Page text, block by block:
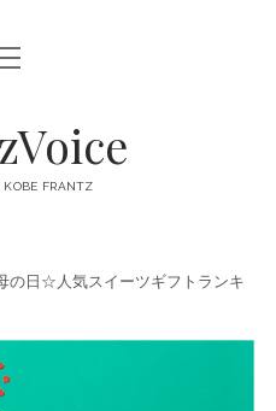
KOBE FRANTZ
の日☆人気スイーツギフトランキ